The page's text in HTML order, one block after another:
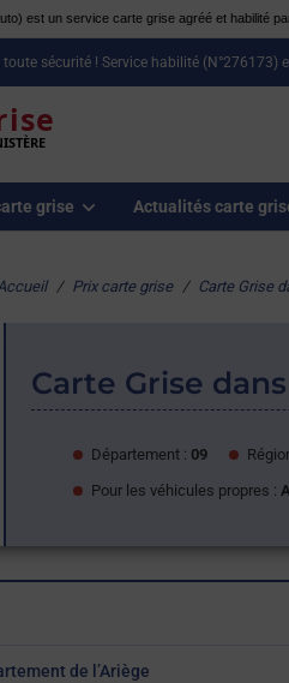
est un service carte grise agréé et habilité
sécurité ! Service habilité (N°276173)
grise Actualités carte
/ Prix carte grise / Carte Grise
Carte Grise
Département : 09
Pour les véhicules propres :
de l’Ariège